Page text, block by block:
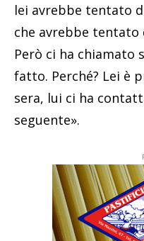
lei avrebbe tentato
che avrebbe
Però ci ha chiamato
fatto. Perché? Lei è
sera, lui ci ha
seguente».